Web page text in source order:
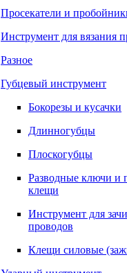
Просекатели и
Инструмент для вязания
Разное
Губцевый инструмент
Бокорезы и кусачки
Длинногубцы
Плоскогубцы
Разводные ключи и
клещи
Инструмент для
проводов
Клещи силовые